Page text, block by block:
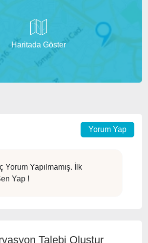
Haritada Göster
Yorum Yap
Yorum Yapılmamış. İlk
Yap !
Talebi Oluştur